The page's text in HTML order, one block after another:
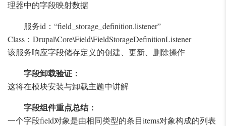
理器中的字段映射数据
服务id：“field_storage_definition.listener”
Class：Drupal\Core\Field\FieldStorageDefinitionListener
该服务响应字段储存定义的创建、更新、删除操作
字段卸载验证：
这将在模块安装与卸载主题中讲解
字段组件重点总结：
一个字段field对象是由相同类型的条目items对象构成的列表